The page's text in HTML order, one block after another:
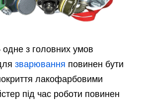
одне з головних умов
зварювання повинен бути
лакофарбовими
під час роботи повинен